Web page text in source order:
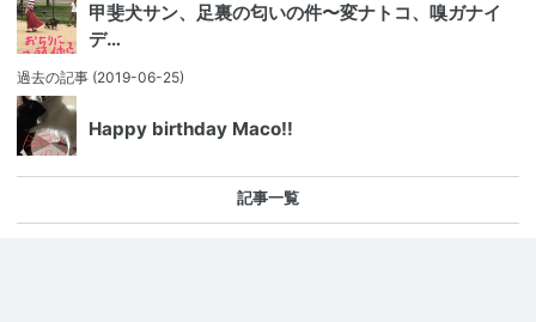
甲斐犬サン、足裏の匂いの件〜変ナトコ、嗅ガナイ
デ…
過去の記事 (2019-06-25)
Happy birthday Maco‼️
記事一覧